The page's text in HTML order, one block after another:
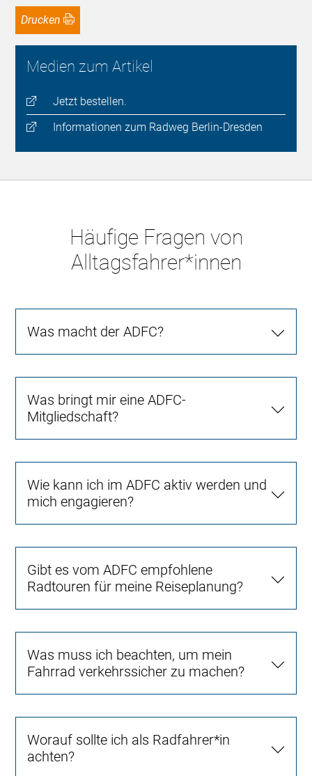
Drucken
Medien zum Artikel
Jetzt bestellen.
Informationen zum Radweg Berlin-Dresden
Häufige Fragen von
Alltagsfahrer*innen
Was macht der ADFC?
Was bringt mir eine ADFC-
Mitgliedschaft?
Wie kann ich im ADFC aktiv werden und
mich engagieren?
Gibt es vom ADFC empfohlene
Radtouren für meine Reiseplanung?
Was muss ich beachten, um mein
Fahrrad verkehrssicher zu machen?
Worauf sollte ich als Radfahrer*in
achten?